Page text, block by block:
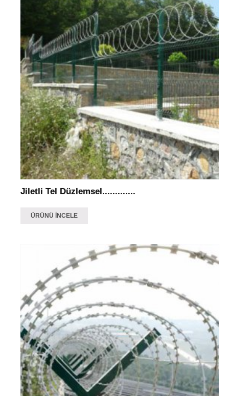
Jiletli Tel Düzlemsel.............
ÜRÜNÜ İNCELE